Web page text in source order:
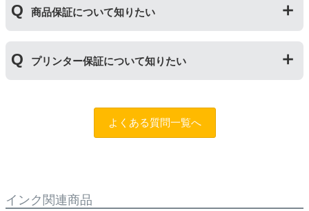
ら１年以内であれば保証の適用が可能です。
ら１年間とさせていただいておりますので、可能な限り
保証期間内に使い切っていただくようお願いいたしま
保管をお願いいたします。
商品保証について知りたい
保証期間：ご購入日から１年間
トラブルが発生した際、サポートスタッフにご相談のう
品返金を承る制度です。
※商品の不具合ではなく、プリンターの操作方法によっ
て改善する場合もありますので、まずは当店までご相談
・商品を返送する前に必ず当店までご連絡をいただきサ
プリンター保証について知りたい
保証期間：プリンター本体ご購入日から１年間
当店のインクが原因でトラブルが発生し、サポートスタ
作方法によって改善する場合もありますので、まずは当
よくある質問一覧へ
インク関連商品